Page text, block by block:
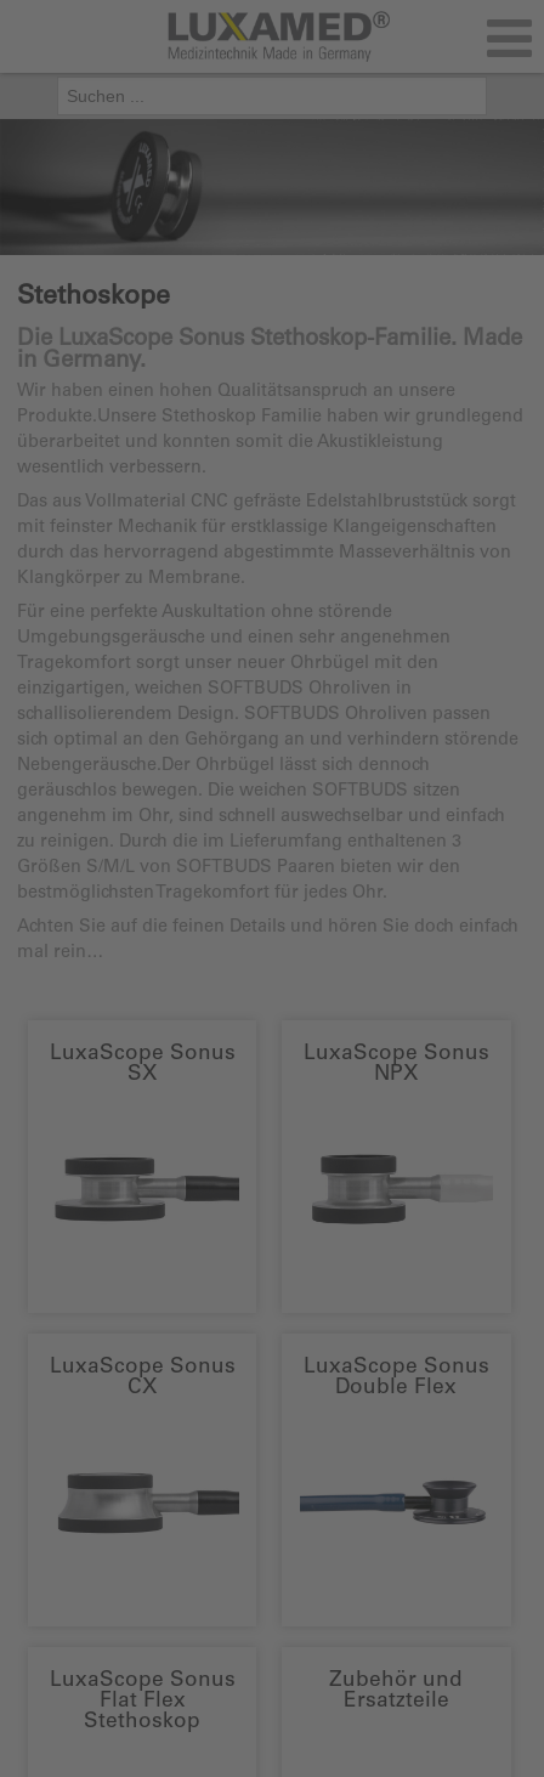
Stethoskope
Die LuxaScope Sonus Stethoskop-Familie. Made
in Germany.
Wir haben einen hohen Qualitätsanspruch an unsere
Produkte.Unsere Stethoskop Familie haben wir grundlegend
überarbeitet und konnten somit die Akustikleistung
wesentlich verbessern.
Das aus Vollmaterial CNC gefräste Edelstahlbruststück sorgt
mit feinster Mechanik für erstklassige Klangeigenschaften
durch das hervorragend abgestimmte Masseverhältnis von
Klangkörper zu Membrane.
Für eine perfekte Auskultation ohne störende
Umgebungsgeräusche und einen sehr angenehmen
Tragekomfort sorgt unser neuer Ohrbügel mit den
einzigartigen, weichen SOFTBUDS Ohroliven in
schallisolierendem Design. SOFTBUDS Ohroliven passen
sich optimal an den Gehörgang an und verhindern störende
Nebengeräusche.Der Ohrbügel lässt sich dennoch
geräuschlos bewegen. Die weichen SOFTBUDS sitzen
angenehm im Ohr, sind schnell auswechselbar und einfach
zu reinigen. Durch die im Lieferumfang enthaltenen 3
Größen S/M/L von SOFTBUDS Paaren bieten wir den
bestmöglichsten Tragekomfort für jedes Ohr.
Achten Sie auf die feinen Details und hören Sie doch einfach
mal rein…
LuxaScope Sonus
SX
LuxaScope Sonus
NPX
LuxaScope Sonus
CX
LuxaScope Sonus
Double Flex
LuxaScope Sonus
Flat Flex
Stethoskop
Zubehör und
Ersatzteile